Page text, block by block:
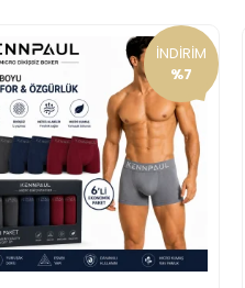
İNDİRİM
%7